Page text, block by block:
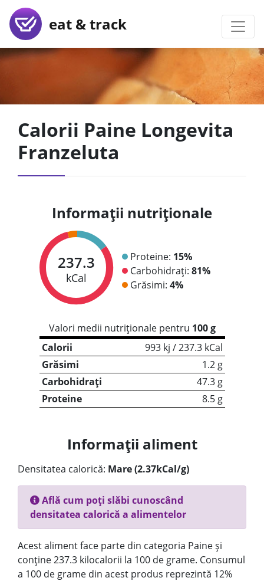
eat & track
Calorii Paine Longevita
Franzeluta
Informații nutriționale
237.3
kCal
Proteine: 15%
Carbohidrați: 81%
Grăsimi: 4%
Valori medii nutriționale pentru 100 g
Calorii
993 kj / 237.3 kCal
Grăsimi
1.2 g
Carbohidrați
47.3 g
Proteine
8.5 g
Informații aliment
Densitatea calorică: Mare (2.37kCal/g)
Află cum poți slăbi cunoscând
densitatea calorică a alimentelor
Acest aliment face parte din categoria Paine și
conține 237.3 kilocalorii la 100 de grame. Consumul
a 100 de grame din acest produs reprezintă 12%